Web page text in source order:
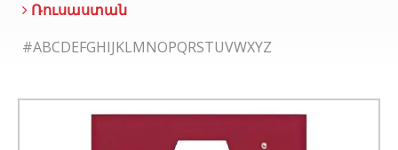
Ռուսաստան
#ABCDEFGHIJKLMNOPQRSTUVWXYZ